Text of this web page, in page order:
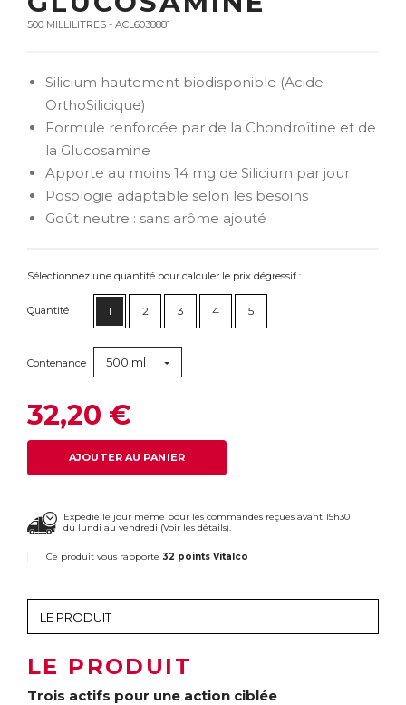
500 MILLILITRES - ACL6038881
Silicium hautement biodisponible (Acide
OrthoSilicique)
Formule renforcée par de la Chondroïtine et de
la Glucosamine
Apporte au moins 14 mg de Silicium par jour
Posologie adaptable selon les besoins
Goût neutre : sans arôme ajouté
Sélectionnez une quantité pour calculer le prix dégressif :
Quantité 1 2 3 4 5
Contenance 500 ml
32,20 €
AJOUTER AU PANIER
Expédié le jour même pour les commandes reçues avant 15h30
du lundi au vendredi (Voir les détails).
Ce produit vous rapporte 32 points Vitalco
LE PRODUIT
Trois actifs pour une action ciblée